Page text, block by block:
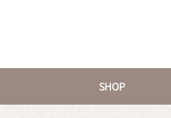
SHOP